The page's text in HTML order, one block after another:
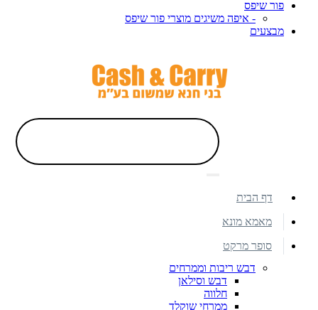
פור שיפס
- איפה משיגים מוצרי פור שיפס
מבצעים
דף הבית
מאמא מונא
סופר מרקט
דבש ריבות וממרחים
דבש וסילאן
חלווה
ממרחי שוקלד